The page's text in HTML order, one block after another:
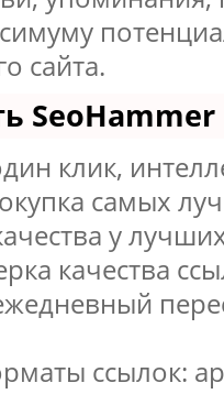
сайта.
SeoHammer
клик,
самых
у
качества
ссылок: